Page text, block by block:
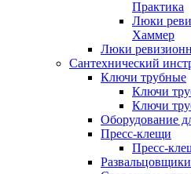
Практика
Люки
Хаммер
Люки
Сантехнический
Ключи трубные
Ключи
Ключи
Оборудование
Пресс-клещи
Пресс-